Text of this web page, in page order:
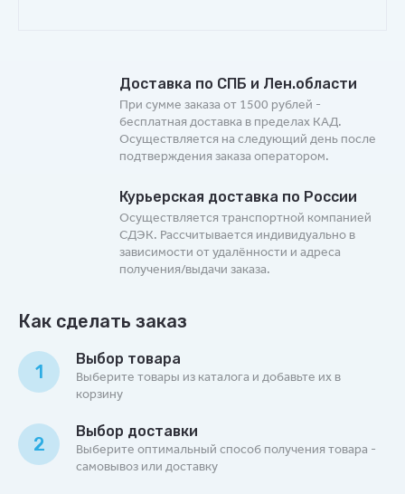
Доставка по СПБ и Лен.области
При сумме заказа от 1500 рублей -
бесплатная доставка в пределах КАД.
Осуществляется на следующий день после
подтверждения заказа оператором.
Курьерская доставка по России
Осуществляется транспортной компанией
СДЭК. Рассчитывается индивидуально в
зависимости от удалённости и адреса
получения/выдачи заказа.
Как сделать заказ
1
Выбор товара
Выберите товары из каталога и добавьте их в
корзину
2
Выбор доставки
Выберите оптимальный способ получения товара -
самовывоз или доставку